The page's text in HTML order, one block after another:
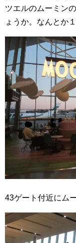
ツエルのムーミン
ょうか。なんとか
43ゲート付近にム